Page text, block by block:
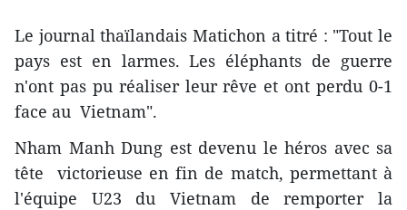
Le journal thaïlandais Matichon a titré : "Tout le
pays est en larmes. Les éléphants de guerre
n'ont pas pu réaliser leur rêve et ont perdu 0-1
face au Vietnam".
Nham Manh Dung est devenu le héros avec sa
tête victorieuse en fin de match, permettant à
l'équipe U23 du Vietnam de remporter la